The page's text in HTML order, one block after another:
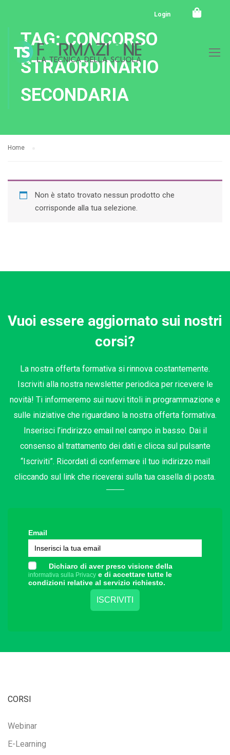
Login
TAG: CONCORSO
STRAORDINARIO
SECONDARIA
Home
Non è stato trovato nessun prodotto che
corrisponde alla tua selezione.
Vuoi essere aggiornato sui nostri
corsi?
La nostra offerta formativa si rinnova costantemente.
Iscriviti alla nostra newsletter periodica per ricevere le
novità! Ti informeremo sui nuovi titoli in programmazione e
sulle iniziative che riguardano la nostra offerta formativa.
Inserisci l’indirizzo email nel campo in basso. Dai il
consenso al trattamento dei dati e clicca sul pulsante
“Iscriviti”. Ricordati di confermare il tuo indirizzo mail
cliccando sul link che riceverai sulla tua casella di posta.
Email
Dichiaro di aver preso visione della
informativa sulla Privacy e di accettare tutte le
condizioni relative al servizio richiesto.
CORSI
Webinar
E-Learning